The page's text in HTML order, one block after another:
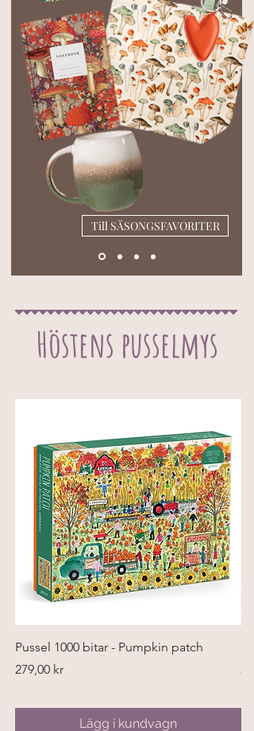
Till SÄSONGSFAVORITER
Höstens pusselmys
Pussel 1000 bitar - Pumpkin patch
Pris
279,00 kr
Lägg i kundvagn